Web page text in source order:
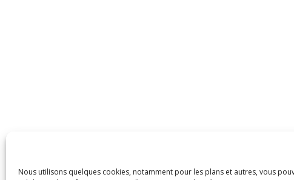
Nous utilisons quelques cookies, notamment pour les plans et autres, vous